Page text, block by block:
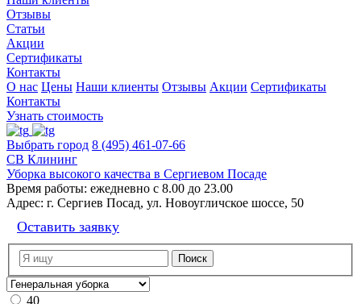
Отзывы
Статьи
Акции
Сертификаты
Контакты
О нас Цены Наши клиенты Отзывы Акции Сертификаты
Контакты
Узнать стоимость
Выбрать город 8 (495) 461-07-66
СВ Клининг
Уборка высокого качества в Сергиевом Посаде
Время работы: ежедневно с 8.00 до 23.00
Адрес: г. Сергиев Посад, ул. Новоугличское шоссе, 50
Оставить заявку
40